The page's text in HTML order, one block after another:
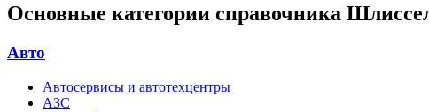
Основные категории справочника
Авто
Автосервисы и автотехцентры
АЗС